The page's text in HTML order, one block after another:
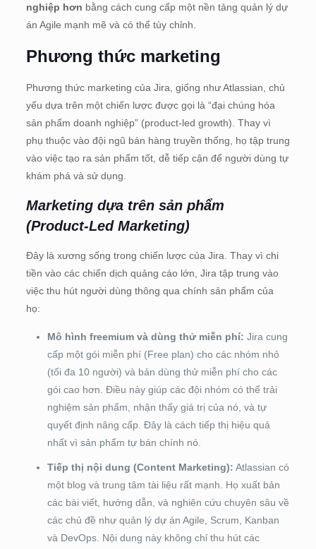
nghiệp hơn bằng cách cung cấp một nền tảng quản lý dự
án Agile mạnh mẽ và có thể tùy chỉnh.
Phương thức marketing
Phương thức marketing của Jira, giống như Atlassian, chủ
yếu dựa trên một chiến lược được gọi là “đại chúng hóa
sản phẩm doanh nghiệp” (product-led growth). Thay vì
phụ thuộc vào đội ngũ bán hàng truyền thống, họ tập trung
vào việc tạo ra sản phẩm tốt, dễ tiếp cận để người dùng tự
khám phá và sử dụng.
Marketing dựa trên sản phẩm
(Product-Led Marketing)
Đây là xương sống trong chiến lược của Jira. Thay vì chi
tiền vào các chiến dịch quảng cáo lớn, Jira tập trung vào
việc thu hút người dùng thông qua chính sản phẩm của
họ:
Mô hình freemium và dùng thử miễn phí: Jira cung
cấp một gói miễn phí (Free plan) cho các nhóm nhỏ
(tối đa 10 người) và bản dùng thử miễn phí cho các
gói cao hơn. Điều này giúp các đội nhóm có thể trải
nghiệm sản phẩm, nhận thấy giá trị của nó, và tự
quyết định nâng cấp. Đây là cách tiếp thị hiệu quả
nhất vì sản phẩm tự bán chính nó.
Tiếp thị nội dung (Content Marketing): Atlassian có
một blog và trung tâm tài liệu rất mạnh. Họ xuất bản
các bài viết, hướng dẫn, và nghiên cứu chuyên sâu về
các chủ đề như quản lý dự án Agile, Scrum, Kanban
và DevOps. Nội dung này không chỉ thu hút các